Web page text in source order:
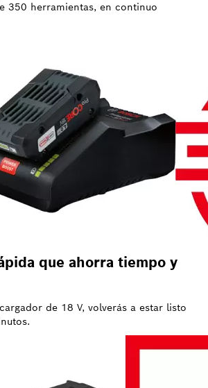
350 herramientas, en continuo
que ahorra tiempo y
de 18 V, volverás a estar listo